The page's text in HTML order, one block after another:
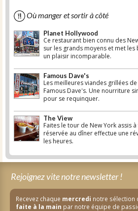
Où manger et sortir à côté
Planet Hollywood
Ce restaurant bien connu des
sur les grands moyens et met
un plaisir incomparable.
Famous Dave's
Les meilleures viandes grillées
Famous Dave's. Une nourriture
pour se requinquer.
The View
Faites le tour de New York assis
réservée au dîner effectue une
les heures.
Rejoignez vite notre newsletter !
Recevez chaque mercredi notre sélection
faite à la main par notre équipe de